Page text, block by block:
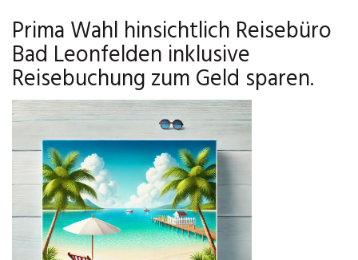
Prima Wahl hinsichtlich Reisebüro
Bad Leonfelden inklusive
Reisebuchung zum Geld sparen.